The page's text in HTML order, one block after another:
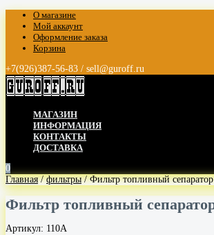
О магазине
Мой аккаунт
Оформление заказа
Корзина
+7(926)387-56-83 / sell@guroff.ru
МАГАЗИН
ИНФОРМАЦИЯ
КОНТАКТЫ
ДОСТАВКА
0
Главная/фильтры/ Фильтр топливный
Фильтр топливный
Артикул: 110A